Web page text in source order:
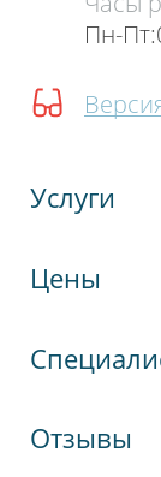
Пн-
Услуги
Цены
Отзывы